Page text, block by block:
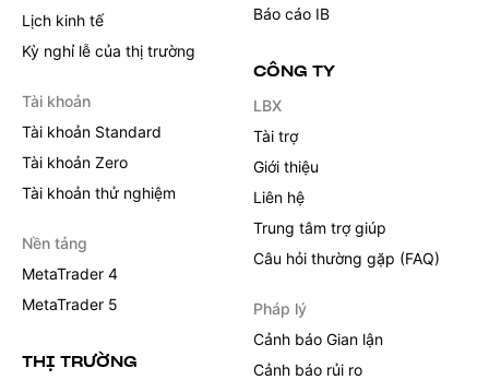
Lịch kinh tế
Kỳ nghỉ lễ của thị trường
Tài khoản
Tài khoản Standard
Tài khoản Zero
Tài khoản thử nghiệm
Nền tảng
MetaTrader 4
MetaTrader 5
THỊ TRƯỜNG
Báo cáo IB
CÔNG TY
LBX
Tài trợ
Giới thiệu
Liên hệ
Trung tâm trợ giúp
Câu hỏi thường gặp (FAQ)
Pháp lý
Cảnh báo Gian lận
Cảnh báo rủi ro